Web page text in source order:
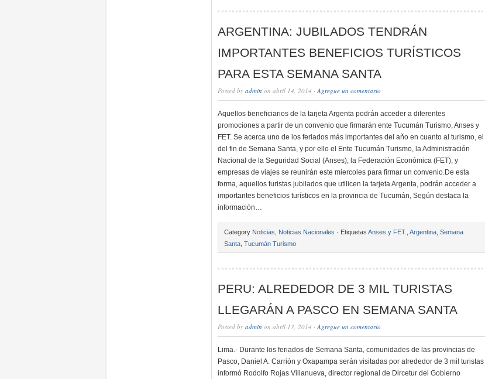
ARGENTINA: JUBILADOS TENDRÁN
IMPORTANTES BENEFICIOS TURÍSTICOS
PARA ESTA SEMANA SANTA
Posted by admin on abril 14, 2014 ·Agregue un comentario
Aquellos beneficiarios de la tarjeta Argenta podrán acceder a diferentes
promociones a partir de un convenio que firmarán ente Tucumán Turismo, Anses y
FET. Se acerca uno de los feriados más importantes del año en cuanto al turismo, el
del fin de Semana Santa, y por ello el Ente Tucumán Turismo, la Administración
Nacional de la Seguridad Social (Anses), la Federación Económica (FET), y
empresas de viajes se reunirán este miercoles para firmar un convenio.De esta
forma, aquellos turistas jubilados que utilicen la tarjeta Argenta, podrán acceder a
importantes beneficios turísticos en la provincia de Tucumán, Según destaca la
información…
Category Noticias Noticias Nacionales · Etiquetas Anses y FET. Argentina Semana
Santa Tucumán Turismo
PERU: ALREDEDOR DE 3 MIL TURISTAS
LLEGARÁN A PASCO EN SEMANA SANTA
Posted by admin on abril 13, 2014 ·Agregue un comentario
Lima.- Durante los feriados de Semana Santa, comunidades de las provincias de
Pasco, Daniel A. Carrión y Oxapampa serán visitadas por alrededor de 3 mil turistas
informó Rodolfo Rojas Villanueva, director regional de Dircetur del Gobierno